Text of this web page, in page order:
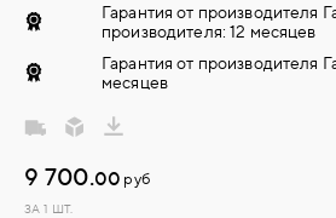
Гарантия от производителя
производителя: 12 месяцев
Гарантия от производителя
месяцев
9 700.00 руб
ЗА 1 ШТ.